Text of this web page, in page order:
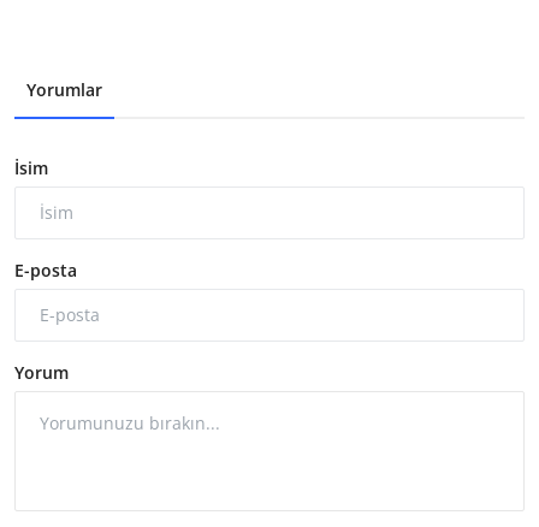
Yorumlar
İsim
E-posta
Yorum